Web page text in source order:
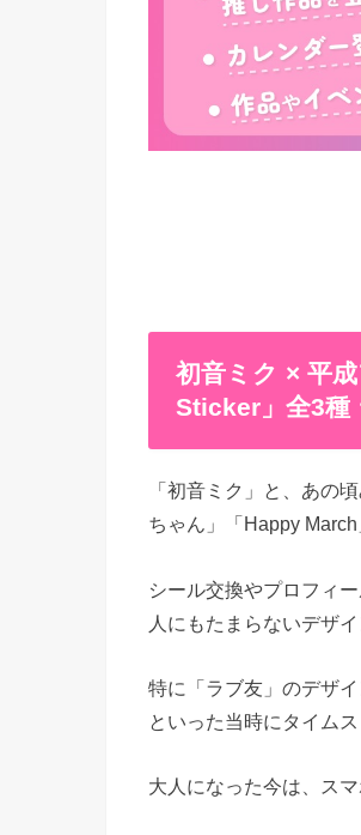
初音ミク × 平
Sticker」全3種
「初音ミク」と、あの
ちゃん」「Happy
シール交換やプロフィ
人にもたまらないデザイ
特に「ラブ友」のデザ
といった当時にタイム
大人になった今は、ス